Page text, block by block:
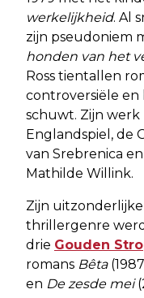
werkelijkheid. Al
zijn pseudoniem
honden van het
Ross tientallen
controversiële en
schuwt. Zijn
Englandspiel, de
van Srebrenica
Mathilde Willink.
Zijn
thrillergenre
drie Gouden
romans Bêta
en De zesde mei